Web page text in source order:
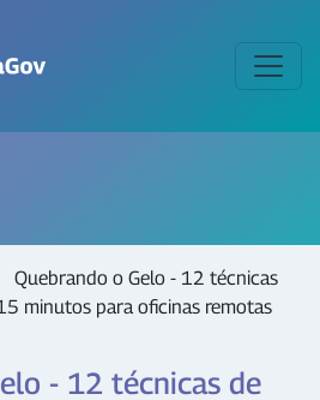
Quebrando o Gelo - 12 técnicas
minutos para oficinas remotas
- 12 técnicas de